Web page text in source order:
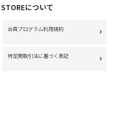
について
会員プログラム利用規約
特定商取引法に基づく表記